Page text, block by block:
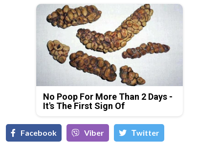
No Poop For More Than 2 Days -
It's The First Sign Of
Facebook Viber Тwitter